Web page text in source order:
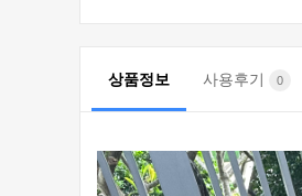
상품정보 사용후기 0